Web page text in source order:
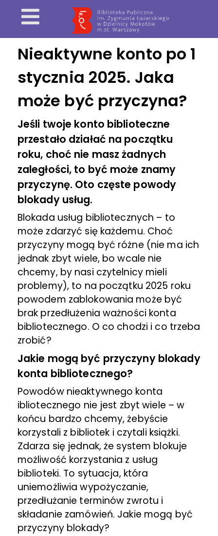
Nieaktywne konto po 1
stycznia 2025. Jaka
może być przyczyna?
Jeśli twoje konto biblioteczne
przestało działać na początku
roku, choć nie masz żadnych
zaległości, to być może znamy
przyczynę. Oto częste powody
blokady usług.
Blokada usług bibliotecznych – to
może zdarzyć się każdemu. Choć
przyczyny mogą być różne (nie ma ich
jednak zbyt wiele, bo wcale nie
chcemy, by nasi czytelnicy mieli
problemy), to na początku 2025 roku
powodem zablokowania może być
brak przedłużenia ważności konta
bibliotecznego. O co chodzi i co trzeba
zrobić?
Jakie mogą być przyczyny blokady
konta bibliotecznego?
Powodów nieaktywnego konta
ibliotecznego nie jest zbyt wiele – w
końcu bardzo chcemy, żebyście
korzystali z bibliotek i czytali książki.
Zdarza się jednak, że system blokuje
możliwość korzystania z usług
biblioteki. To sytuacja, która
uniemożliwia wypożyczanie,
przedłużanie terminów zwrotu i
składanie zamówień. Jakie mogą być
przyczyny blokady?